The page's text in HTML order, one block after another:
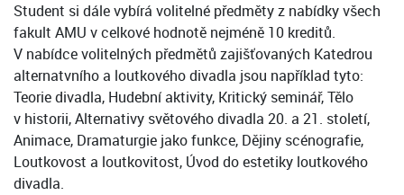
Student si dále vybírá volitelné předměty z nabídky všech
fakult AMU v celkové hodnotě nejméně 10 kreditů.
V nabídce volitelných předmětů zajišťovaných Katedrou
alternatvního a loutkového divadla jsou například tyto:
Teorie divadla, Hudební aktivity, Kritický seminář, Tělo
v historii, Alternativy světového divadla 20. a 21. století,
Animace, Dramaturgie jako funkce, Dějiny scénografie,
Loutkovost a loutkovitost, Úvod do estetiky loutkového
divadla.